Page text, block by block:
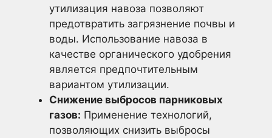
утилизация навоза позволяют
предотвратить загрязнение почвы и
воды. Использование навоза в
качестве органического удобрения
является предпочтительным
вариантом утилизации.
Снижение выбросов парниковых
газов: Применение технологий,
позволяющих снизить выбросы